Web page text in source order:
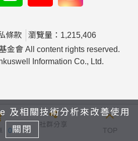
條款
瀏覽量：1,215,406
金會 All content rights reserved.
Information Co., Ltd.
0
社群分享
TOP
及相關技術分析來改善使用
關閉